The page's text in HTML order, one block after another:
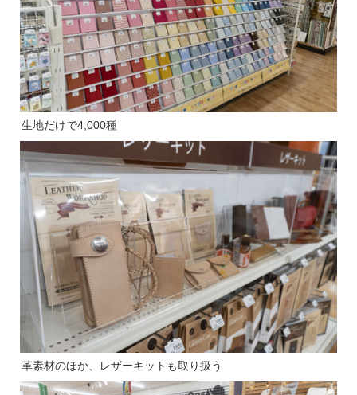
生地だけで4,000種
革素材のほか、レザーキットも取り扱う